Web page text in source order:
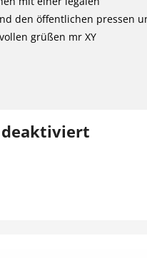
den öffentlichen pressen
grüßen mr XY
deaktiviert